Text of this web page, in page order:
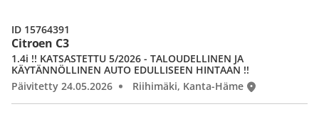
Citroen C3
1.4i !! KATSASTETTU 5/2026 - TALOUDELLINEN JA
KÄYTÄNNÖLLINEN AUTO EDULLISEEN HINTAAN !!
Päivitetty 24.05.2026
Riihimäki, Kanta-Häme
ID 15764391